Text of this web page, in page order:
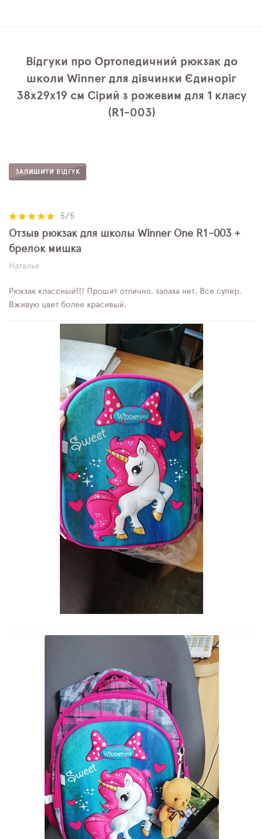
Відгуки про Ортопедичний рюкзак до
школи Winner для дівчинки Єдиноріг
38х29х19 см Сірий з рожевим для 1 класу
(R1-003)
ЗАЛИШИТИ ВІДГУК
5/5
Отзыв рюкзак для школы Winner One R1-003 +
брелок мишка
Наталья
Рюкзак классный!!! Прошит отлично, запаха нет. Все супер.
Вживую цвет более красивый.